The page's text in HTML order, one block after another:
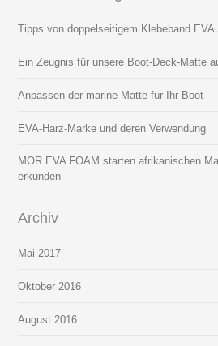
Tipps von doppelseitigem Klebeband EVA
Ein Zeugnis für unsere Boot-Deck-Matte
Anpassen der marine Matte für Ihr Boot
EVA-Harz-Marke und deren Verwendung
MOR EVA FOAM starten afrikanischen
erkunden
Archiv
Mai 2017
Oktober 2016
August 2016